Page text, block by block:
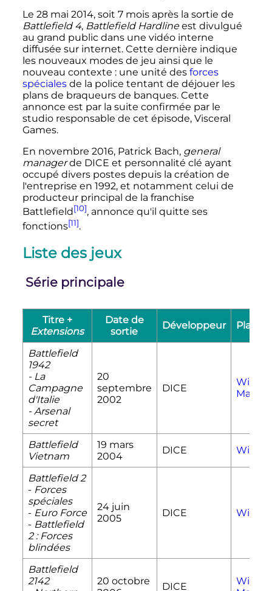
Le 28 mai 2014, soit 7 mois après la sortie de
Battlefield 4, Battlefield Hardlineest divulgué
au grand public dans une vidéo interne
diffusée sur internet. Cette dernière indique
les nouveaux modes de jeu ainsi que le
nouveau contexte : une unité des forces
spécialesde la police tentant de déjouer les
plans de braqueurs de banques. Cette
annonce est par la suite confirmée par le
studio responsable de cet épisode, Visceral
Games.
En novembre 2016, Patrick Bach, general
managerde DICE et personnalité clé ayant
occupé divers postes depuis la création de
l'entreprise en 1992, et notamment celui de
producteur principal de la franchise
Battlefield[10], annonce qu'il quitte ses
fonctions[11].
Liste des jeux
Série principale
Titre +
Extensions
Date de
sortie
Développeur
Battlefield
1942
- La
Campagne
d'Italie
- Arsenal
secret
20
septembre
2002
DICE
Mac OS
Battlefield
Vietnam
19 mars
2004
DICE
Battlefield 2
- Forces
spéciales
- Euro Force
- Battlefield
2 : Forces
blindées
24 juin
2005
DICE
Battlefield
2142
20 octobre
DICE